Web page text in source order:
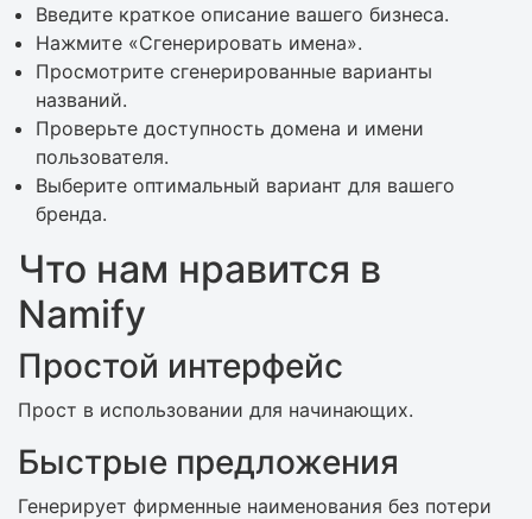
Введите краткое описание вашего бизнеса.
Нажмите «Сгенерировать имена».
Просмотрите сгенерированные варианты
названий.
Проверьте доступность домена и имени
пользователя.
Выберите оптимальный вариант для вашего
бренда.
Что нам нравится в
Namify
Простой интерфейс
Прост в использовании для начинающих.
Быстрые предложения
Генерирует фирменные наименования без потери